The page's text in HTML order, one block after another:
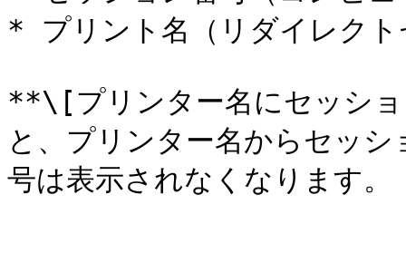
* プリント名（リダイレクト
**\[プリンター名にセッシ
と、プリンター名からセッ
号は表示されなくなります。